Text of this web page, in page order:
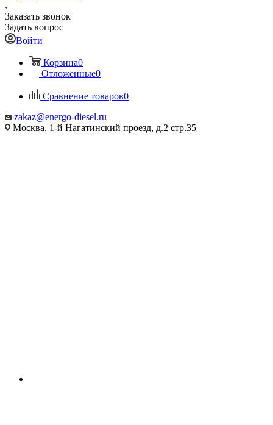
Заказать звонок
Задать вопрос
Войти
Корзина0
Отложенные0
Сравнение товаров0
zakaz@energo-diesel.ru
Москва, 1-й Нагатинский проезд, д.2 стр.35